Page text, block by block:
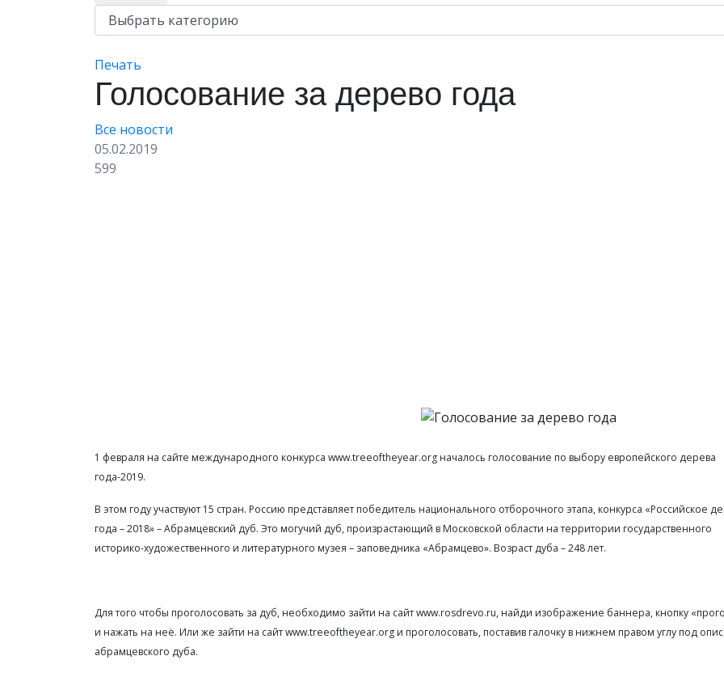
Печать
Голосование за дерево года
Все новости
05.02.2019
599
1 февраля на сайте международного конкурса www.treeoftheyear.org началось голосование по выбору европейского дерева
года-2019.
В этом году участвуют 15 стран. Россию представляет победитель национального отборочного этапа, конкурса «Российское
года – 2018» – Абрамцевский дуб. Это могучий дуб, произрастающий в Московской области на территории государственного
историко-художественного и литературного музея – заповедника «Абрамцево». Возраст дуба – 248 лет.
Для того чтобы проголосовать за дуб, необходимо зайти на сайт www.rosdrevo.ru, найди изображение баннера, кнопку
и нажать на неё. Или же зайти на сайт www.treeoftheyear.org и проголосовать, поставив галочку в нижнем правом углу под
абрамцевского дуба.